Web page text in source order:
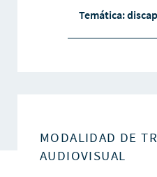
Temática:
MODALIDAD DE
AUDIOVISUAL